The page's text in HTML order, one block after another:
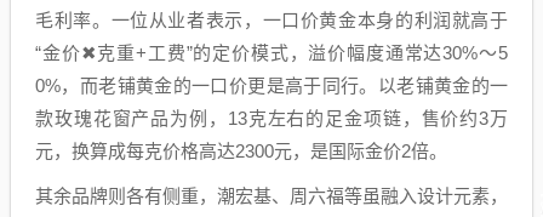
毛利率。一位从业者表示，一口价黄金本身的利润就高于
“金价✖克重+工费”的定价模式，溢价幅度通常达30%～5
0%，而老铺黄金的一口价更是高于同行。以老铺黄金的一
款玫瑰花窗产品为例，13克左右的足金项链，售价约3万
元，换算成每克价格高达2300元，是国际金价2倍。
其余品牌则各有侧重，潮宏基、周六福等虽融入设计元素，